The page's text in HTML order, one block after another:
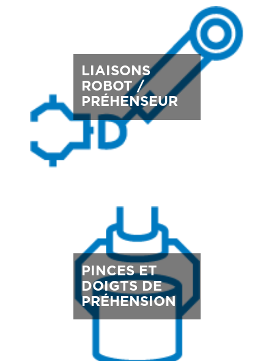
LIAISONS
ROBOT /
PRÉHENSEUR
PINCES ET
DOIGTS DE
PRÉHENSION